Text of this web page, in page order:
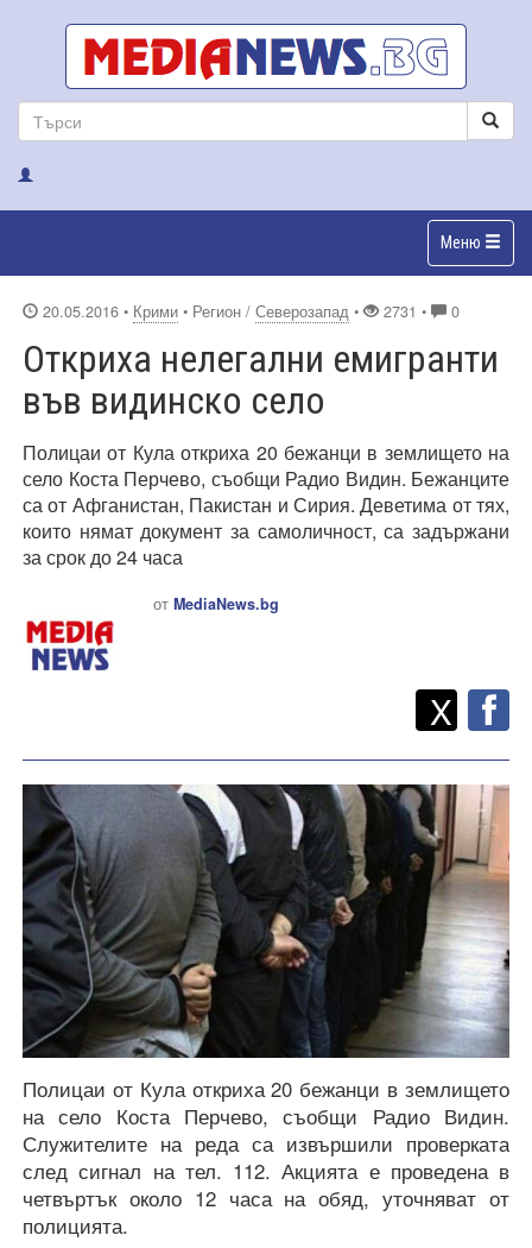
Меню
20.05.2016 • Крими • Регион / Северозапад • 2731 • 0
Откриха нелегални емигранти
във видинско село
Полицаи от Кула откриха 20 бежанци в землището на
село Коста Перчево, съобщи Радио Видин. Бежанците
са от Афганистан, Пакистан и Сирия. Деветима от тях,
които нямат документ за самоличност, са задържани
за срок до 24 часа
от MediaNews.bg
Споделете
X
Полицаи от Кула откриха 20 бежанци в землището
на село Коста Перчево, съобщи Радио Видин.
Служителите на реда са извършили проверката
след сигнал на тел. 112. Акцията е проведена в
четвъртък около 12 часа на обяд, уточняват от
полицията.